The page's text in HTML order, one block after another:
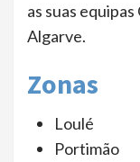
as suas
Algarve.
Zonas
Loulé
Portimão